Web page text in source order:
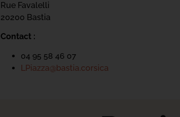
Rue Favalelli
20200 Bastia
Contact :
04 95 58 46 07
LPiazza@bastia.corsica